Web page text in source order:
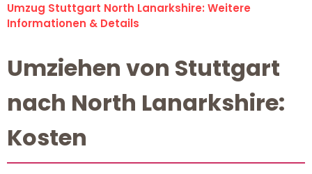
Umzug Stuttgart North Lanarkshire: Weitere
Informationen & Details
Umziehen von Stuttgart
nach North Lanarkshire:
Kosten